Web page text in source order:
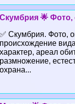
Скумбрия 🌟 Фото,
✅ Скумбрия. Фото,
происхождение
хаpaктер, ареал
размножение,
охрана...